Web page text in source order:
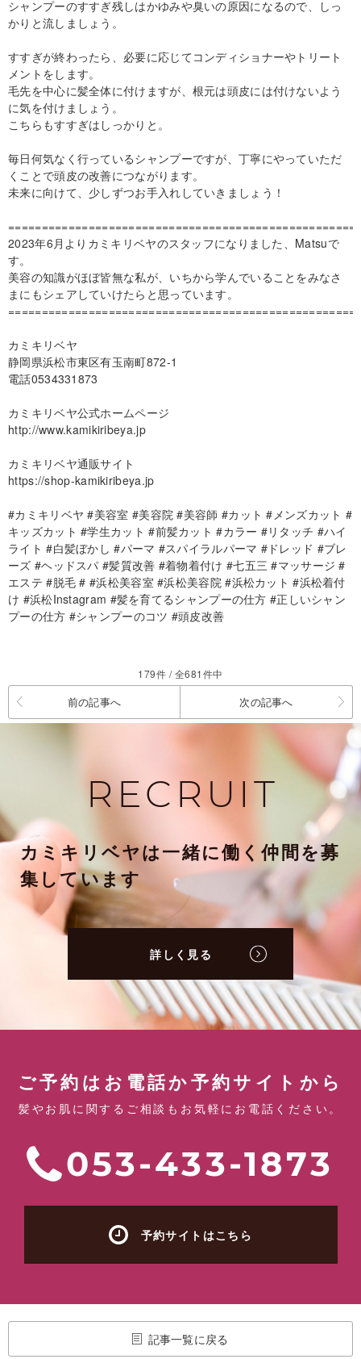
シャンプーのすすぎ残しはかゆみや臭いの原因になるので、しっ
かりと流しましょう。
すすぎが終わったら、必要に応じてコンディショナーやトリート
メントをします。
毛先を中心に髪全体に付けますが、根元は頭皮には付けないよう
に気を付けましょう。
こちらもすすぎはしっかりと。
毎日何気なく行っているシャンプーですが、丁寧にやっていただ
くことで頭皮の改善につながります。
未来に向けて、少しずつお手入れしていきましょう！
2023年6月よりカミキリベヤのスタッフになりました、Matsuで
す。
美容の知識がほぼ皆無な私が、いちから学んでいることをみなさ
まにもシェアしていけたらと思っています。
カミキリベヤ
静岡県浜松市東区有玉南町872-1
電話0534331873
カミキリベヤ公式ホームページ
http://www.kamikiribeya.jp
カミキリベヤ通販サイト
https://shop-kamikiribeya.jp
#カミキリベヤ #美容室 #美容院 #美容師 #カット #メンズカット #
キッズカット #学生カット #前髪カット #カラー #リタッチ #ハイ
ライト #白髪ぼかし #パーマ #スパイラルパーマ #ドレッド #ブレ
ーズ #ヘッドスパ #髪質改善 #着物着付け #七五三 #マッサージ #
エステ #脱毛 # #浜松美容室 #浜松美容院 #浜松カット #浜松着付
け #浜松Instagram #髪を育てるシャンプーの仕方 #正しいシャン
プーの仕方 #シャンプーのコツ #頭皮改善
179件 / 全681件中
前の記事へ 次の記事へ
RECRUIT
カミキリベヤは一緒に働く仲間を募
集しています
詳しく見る
ご予約はお電話か予約サイトから
髪やお肌に関するご相談もお気軽にお電話ください。
053-433-1873
予約サイトはこちら
記事一覧に戻る